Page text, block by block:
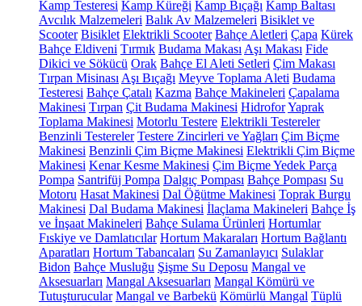
Kamp Testeresi Kamp Küreği Kamp Bıçağı Kamp Baltası
Avcılık Malzemeleri Balık Av Malzemeleri Bisiklet ve
Scooter Bisiklet Elektrikli Scooter Bahçe Aletleri Çapa Kürek
Bahçe Eldiveni Tırmık Budama Makası Aşı Makası Fide
Dikici ve Sökücü Orak Bahçe El Aleti Setleri Çim Makası
Tırpan Misinası Aşı Bıçağı Meyve Toplama Aleti Budama
Testeresi Bahçe Çatalı Kazma Bahçe Makineleri Çapalama
Makinesi Tırpan Çit Budama Makinesi HidroforYaprak
Toplama Makinesi Motorlu Testere Elektrikli Testereler
Benzinli Testereler Testere Zincirleri ve Yağları Çim Biçme
Makinesi Benzinli Çim Biçme Makinesi Elektrikli Çim Biçme
Makinesi Kenar Kesme Makinesi Çim Biçme Yedek Parça
Pompa Santrifüj Pompa Dalgıç Pompası Bahçe Pompası Su
Motoru Hasat Makinesi Dal Öğütme Makinesi Toprak Burgu
Makinesi Dal Budama Makinesi İlaçlama Makineleri Bahçe İş
ve İnşaat Makineleri Bahçe Sulama Ürünleri Hortumlar
Fıskiye ve Damlatıcılar Hortum Makaraları Hortum Bağlantı
Aparatları Hortum Tabancaları Su Zamanlayıcı Sulaklar
Bidon Bahçe Musluğu Şişme Su Deposu Mangal ve
Aksesuarları Mangal Aksesuarları Mangal Kömürü ve
Tutuşturucular Mangal ve Barbekü Kömürlü Mangal Tüplü